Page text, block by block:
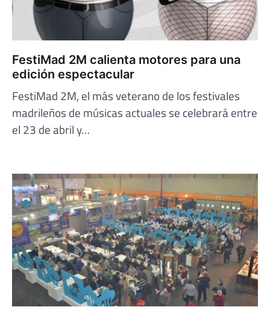
FestiMad 2M calienta motores para una
edición espectacular
FestiMad 2M, el más veterano de los festivales
madrileños de músicas actuales se celebrará entre
el 23 de abril y…